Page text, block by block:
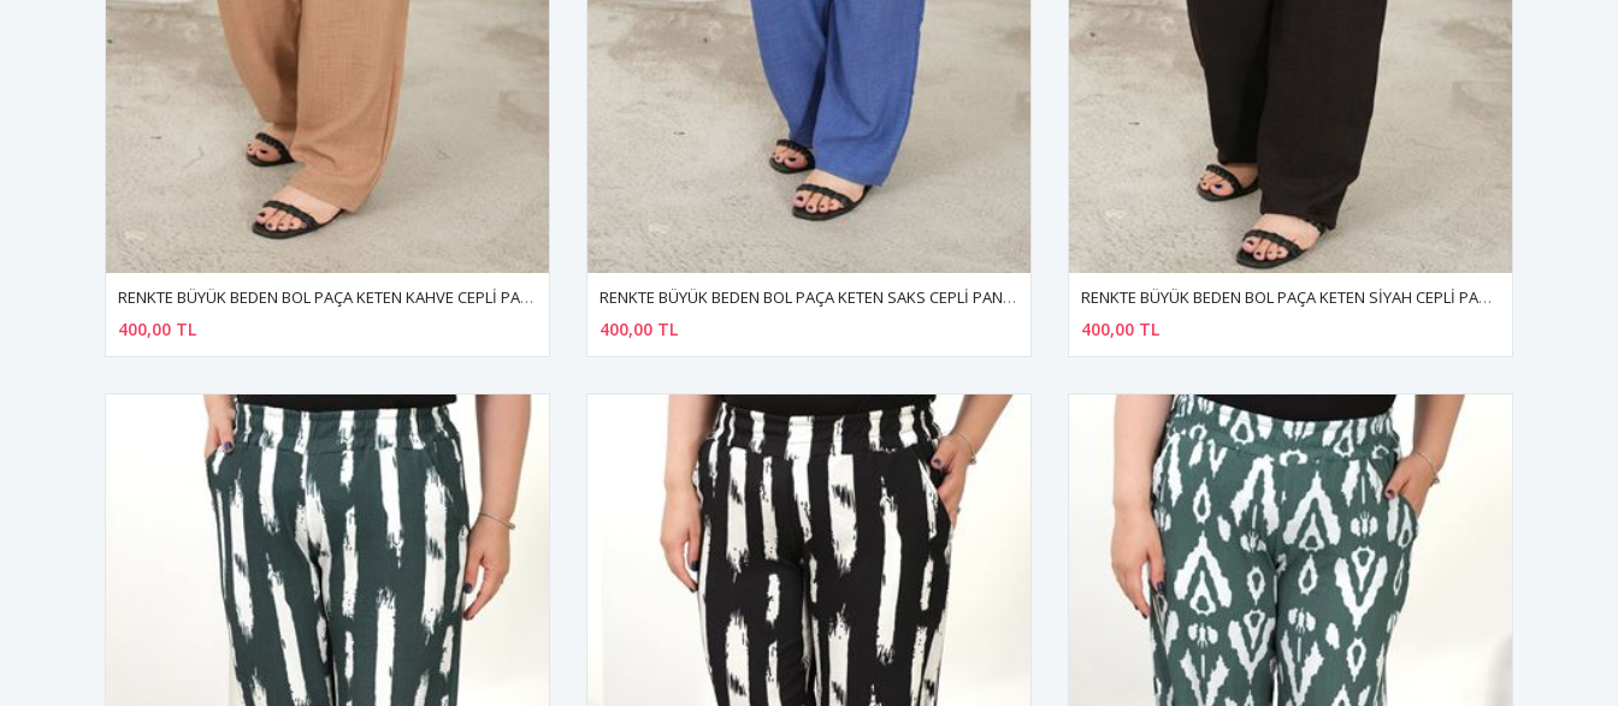
RENKTE BÜYÜK BEDEN BOL PAÇA KETEN KAHVE CEPLİ PANTOLON
400,00 TL
RENKTE BÜYÜK BEDEN BOL PAÇA KETEN SAKS CEPLİ PANTOLON
400,00 TL
RENKTE BÜYÜK BEDEN BOL PAÇA KETEN SİYAH CEPLİ PANTOLON
400,00 TL